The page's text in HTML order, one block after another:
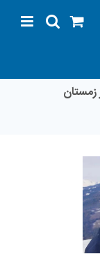
زمستان